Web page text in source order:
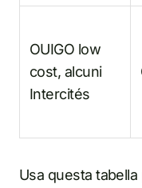
OUIGO low
cost, alcuni
Intercités
Usa questa